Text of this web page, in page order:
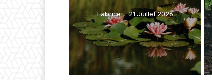
Fabrice - 21 Juillet 2026